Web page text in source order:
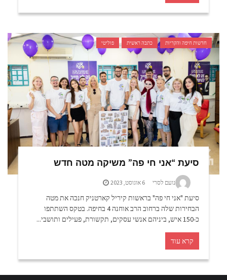
חדשות חיפה והקריות כתבה ראשית פוליטי
סיעת “אני חי פה” משיקה מטה חדש
נועם לסרי 6 אוגוסט, 2023
סיעת "אני חי פה" בראשות קיריל קארטניק חנכה את מטה
הבחירות שלה ברחוב הרב אוחנה 4 בחיפה. בטקס השתתפו
כ-150 איש, ביניהם אנשי עסקים, תקשורת, פעילים ותושבי...
קרא עוד